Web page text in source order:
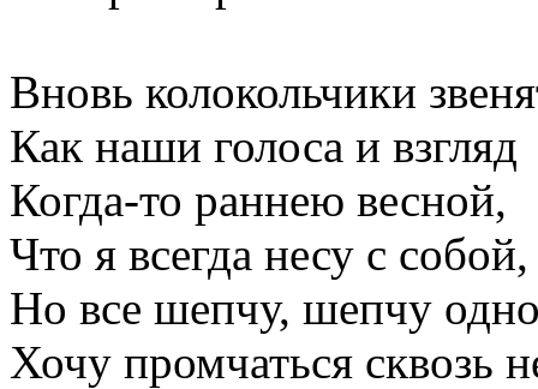
Вновь колокольчики
Как наши голоса и взгляд
Когда-то раннею весной,
Что я всегда несу с собой,
Но все шепчу, шепчу
Хочу промчаться сквозь